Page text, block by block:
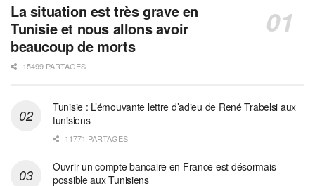
La situation est très grave en
Tunisie et nous allons avoir
beaucoup de morts
15499 PARTAGES
Tunisie : L’émouvante lettre d’adieu de René Trabelsi aux
tunisiens
11771 PARTAGES
Ouvrir un compte bancaire en France est désormais
possible aux Tunisiens